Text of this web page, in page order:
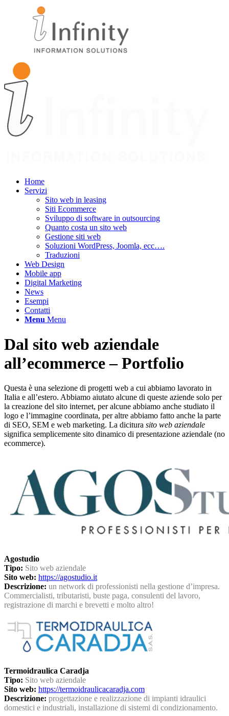
Home
Servizi
Sito web in leasing
Siti Ecommerce
Sviluppo di software in outsourcing
Quanto costa un sito web
Gestione siti web
Soluzioni WordPress, Joomla, ecc….
Traduzioni
Web Design
Mobile app
Digital Marketing
News
Esempi
Contatti
Menu Menu
Dal sito web aziendale
all’ecommerce – Portfolio
Questa è una selezione di progetti web a cui abbiamo lavorato in
Italia e all’estero. Abbiamo aiutato alcune di queste aziende solo per
la creazione del sito internet, per alcune abbiamo anche studiato il
logo e l’immagine coordinata, per altre abbiamo fatto anche la parte
di SEO, SEM e web marketing. La dicitura sito web aziendale
significa semplicemente sito dinamico di presentazione aziendale (no
ecommerce).
Agostudio
Tipo: Sito web aziendale
Sito web: https://agostudio.it
Descrizione: un network di professionisti nella gestione d’impresa.
Commercialisti, tributaristi, buste paga, consulenti del lavoro,
registrazione di marchi e brevetti e molto altro!
Termoidraulica Caradja
Tipo: Sito web aziendale
Sito web: https://termoidraulicacaradja.com
Descrizione: progettazione e realizzazione di impianti idraulici
domestici e industriali, installazione di sistemi di condizionamento.